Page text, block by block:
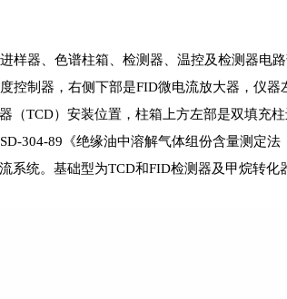
器、色谱柱箱、检测器、温控及检测器电路
制器，右侧下部是FID微电流放大器，仪
TCD）安装位置，柱箱上方左部是双填充柱
304-89《绝缘油中溶解气体组份含量测定
系统。基础型为TCD和FID检测器及甲烷转